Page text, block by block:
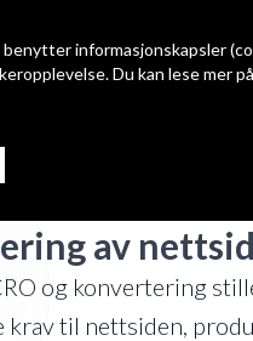
din må
av
og konvertering
krav til nettsiden,
informasjonskapsler
Du kan lese mer på